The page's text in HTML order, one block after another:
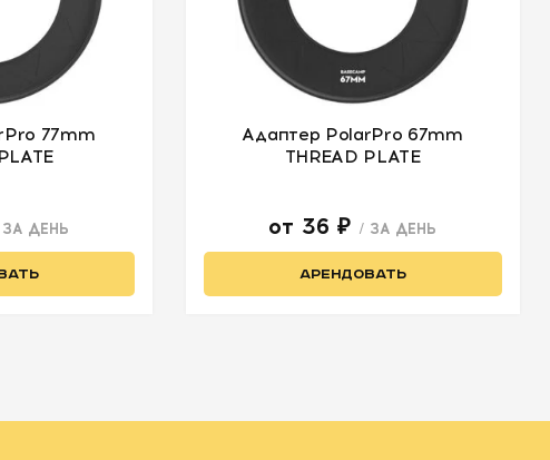
77mm
ДЕНЬ
Адаптер PolarPro 67mm
THREAD PLATE
от 36 ₽ / ЗА ДЕНЬ
АРЕНДОВАТЬ